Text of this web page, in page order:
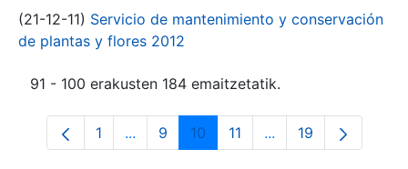
(21-12-11) Servicio de mantenimiento y conservación
de plantas y flores 2012
91 - 100 erakusten 184 emaitzetatik.
Orrialdea
1 ...Intermediate Pages Use TAB to
Orrialdea
9 Orrialdea
10 Orrialdea
11 ...Intermediate Pages
Orrialdea
19